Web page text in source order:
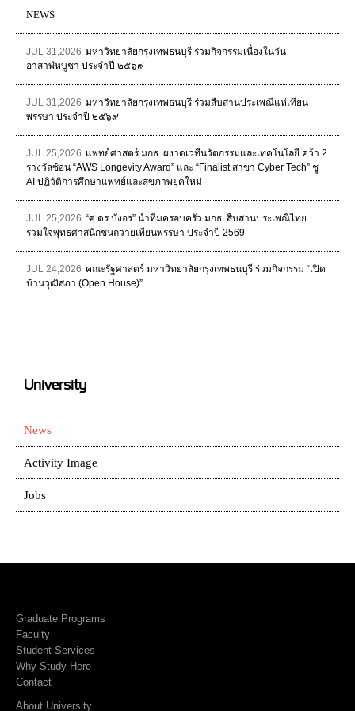
NEWS
JUL 31,2026 มหาวิทยาลัยกรุงเทพธนบุรี ร่วมกิจกรรมเนื่องในวัน
อาสาฬหบูชา ประจำปี ๒๕๖๙
JUL 31,2026 มหาวิทยาลัยกรุงเทพธนบุรี ร่วมสืบสานประเพณีแห่เทียน
พรรษา ประจำปี ๒๕๖๙
JUL 25,2026 แพทย์ศาสตร์ มกธ. ผงาดเวทีนวัตกรรมและเทคโนโลยี คว้า 2
รางวัลซ้อน “AWS Longevity Award” และ “Finalist สาขา Cyber Tech” ชู
AI ปฏิวัติการศึกษาแพทย์และสุขภาพยุคใหม่
JUL 25,2026 “ศ.ดร.บังอร” นำทีมครอบครัว มกธ. สืบสานประเพณีไทย
รวมใจพุทธศาสนิกชนถวายเทียนพรรษา ประจำปี 2569
JUL 24,2026 คณะรัฐศาสตร์ มหาวิทยาลัยกรุงเทพธนบุรี ร่วมกิจกรรม “เปิด
บ้านวุฒิสภา (Open House)”
University
News
Activity Image
Jobs
Graduate Programs
Faculty
Student Services
Why Study Here
Contact
About University